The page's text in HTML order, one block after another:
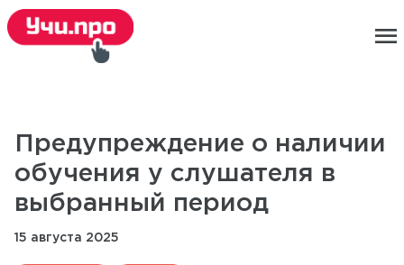
menu
Предупреждение о наличии
обучения у слушателя в
выбранный период
15 августа 2025